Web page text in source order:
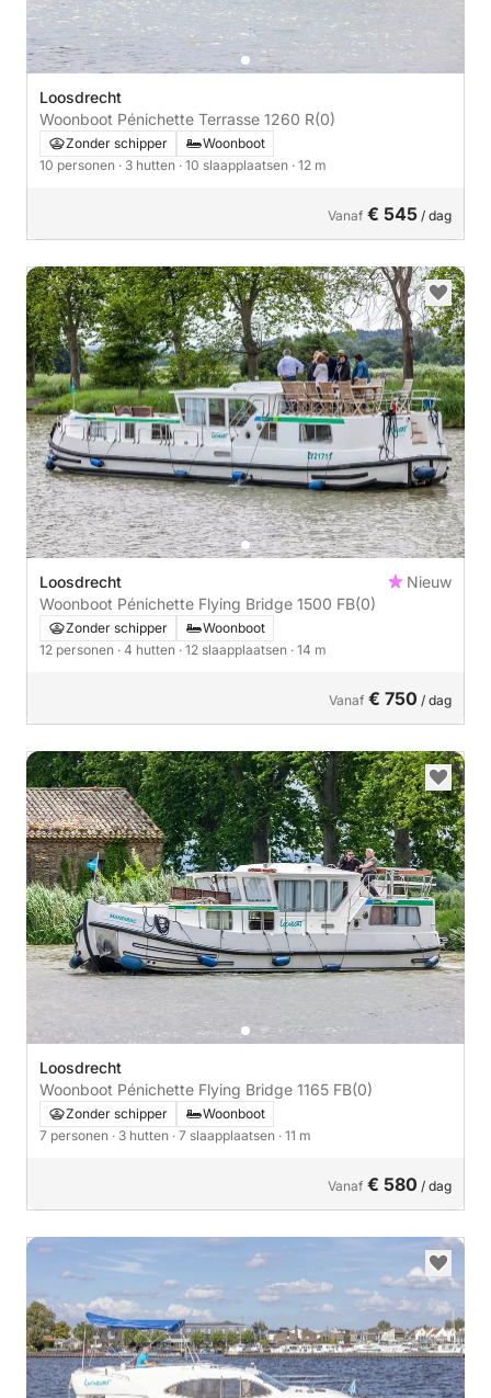
Loosdrecht
Woonboot Pénichette Terrasse 1260 R(0)
Zonder schipper
Woonboot
10 personen · 3 hutten · 10 slaapplaatsen · 12 m
Vanaf € 545 / dag
Loosdrecht
Nieuw
Woonboot Pénichette Flying Bridge 1500 FB(0)
Zonder schipper
Woonboot
12 personen · 4 hutten · 12 slaapplaatsen · 14 m
Vanaf € 750 / dag
Loosdrecht
Woonboot Pénichette Flying Bridge 1165 FB(0)
Zonder schipper
Woonboot
7 personen · 3 hutten · 7 slaapplaatsen · 11 m
Vanaf € 580 / dag